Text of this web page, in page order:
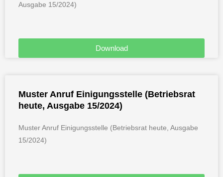
Ausgabe 15/2024)
Download
Muster Anruf Einigungsstelle (Betriebsrat
heute, Ausgabe 15/2024)
Muster Anruf Einigungsstelle (Betriebsrat heute, Ausgabe
15/2024)